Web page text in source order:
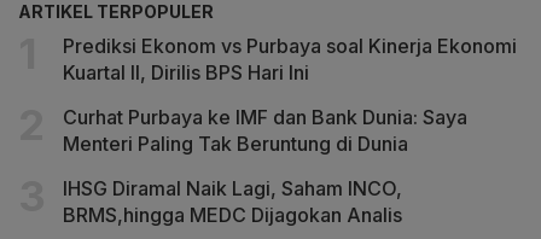
ARTIKEL TERPOPULER
Prediksi Ekonom vs Purbaya soal Kinerja Ekonomi
Kuartal II, Dirilis BPS Hari Ini
Curhat Purbaya ke IMF dan Bank Dunia: Saya
Menteri Paling Tak Beruntung di Dunia
IHSG Diramal Naik Lagi, Saham INCO,
BRMS,hingga MEDC Dijagokan Analis